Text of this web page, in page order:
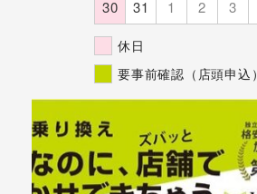
30
31 1 2 3
休日
要事前確認（店頭申込）